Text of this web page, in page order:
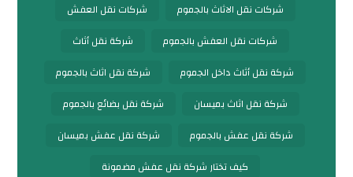
شركات نقل الاثاث بالجموم
شركات نقل العفش
شركات نقل العفش بالجموم
شركة نقل أثاث
شركة نقل أثاث داخل الجموم
شركة نقل اثاث بالجموم
شركة نقل اثاث بميسان
شركة نقل بضائع بالجموم
شركة نقل عفش بالجموم
شركة نقل عفش بميسان
كيف تختار شركة نقل عفش مضمونة